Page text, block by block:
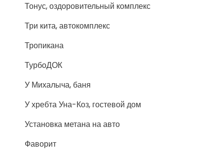
Тонус, оздоровительный комплекс
Три кита, автокомплекс
Тропикана
ТурбоДОК
У Михалыча, баня
У хребта Уна-Коз, гостевой дом
Установка метана на авто
Фаворит